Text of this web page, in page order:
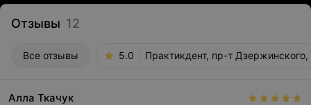
Отзывы 12
Все отзывы 5.0 Практикдент, пр-т
Алла Ткачук